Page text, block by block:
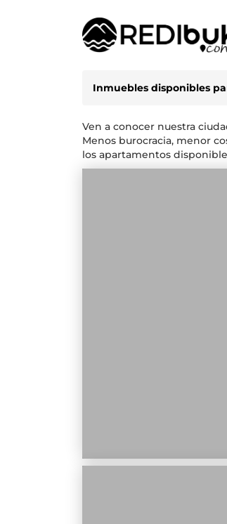
Inmuebles disponibles
Ven a conocer nuestra
Menos burocracia, menor
los apartamentos